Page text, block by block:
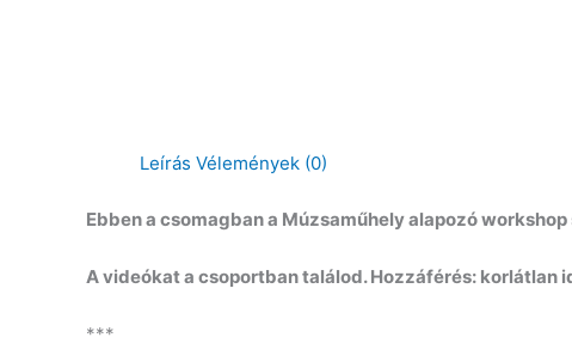
Leírás Vélemények (0)
Ebben a csomagban a Múzsaműhely alapozó
A videókat a csoportban találod. Hozzáférés: korlátlan
***